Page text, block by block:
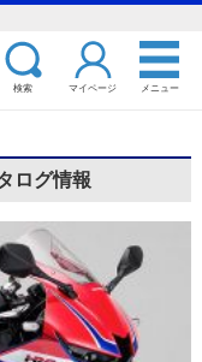
検索 マイページ メニュー
ログ情報